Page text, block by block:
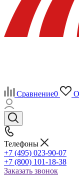
Сравнение0
Телефоны
+7 (495) 023-90-07
+7 (800) 101-18-38
Заказать звонок